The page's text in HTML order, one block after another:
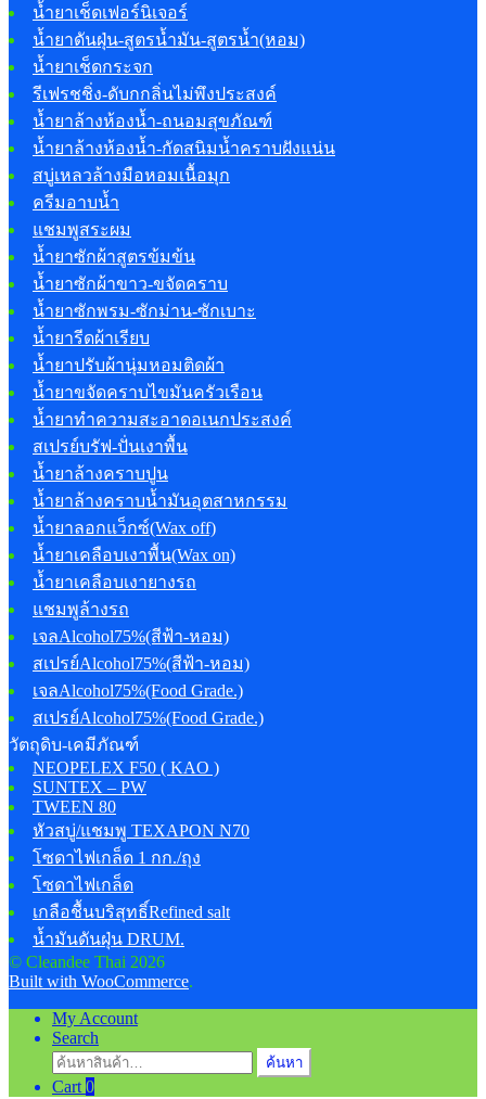
น้ำยาเช็ดเฟอร์นิเจอร์
น้ำยาดันฝุ่น-สูตรน้ำมัน-สูตรน้ำ(หอม)
น้ำยาเช็ดกระจก
รีเฟรชชิ่ง-ดับกกลิ่นไม่พึงประสงค์
น้ำยาล้างห้องน้ำ-ถนอมสุขภัณฑ์
น้ำยาล้างห้องน้ำ-กัดสนิมน้ำคราบฝังแน่น
สบู่เหลวล้างมือหอมเนื้อมุก
ครีมอาบน้ำ
แชมพูสระผม
น้ำยาซักผ้าสูตรข้มข้น
น้ำยาซักผ้าขาว-ขจัดคราบ
น้ำยาซักพรม-ซักม่าน-ซักเบาะ
น้ำยารีดผ้าเรียบ
น้ำยาปรับผ้านุ่มหอมติดผ้า
น้ำยาขจัดคราบไขมันครัวเรือน
น้ำยาทำความสะอาดอเนกประสงค์
สเปรย์บรัฟ-ปั่นเงาพื้น
น้ำยาล้างคราบปูน
น้ำยาล้างคราบน้ำมันอุตสาหกรรม
น้ำยาลอกแว็กซ์(Wax off)
น้ำยาเคลือบเงาพื้น(Wax on)
น้ำยาเคลือบเงายางรถ
แชมพูล้างรถ
เจลAlcohol75%(สีฟ้า-หอม)
สเปรย์Alcohol75%(สีฟ้า-หอม)
เจลAlcohol75%(Food Grade.)
สเปรย์Alcohol75%(Food Grade.)
วัตถุดิบ-เคมีภัณฑ์
NEOPELEX F50 ( KAO )
SUNTEX – PW
TWEEN 80
หัวสบู่/แชมพู TEXAPON N70
โซดาไฟเกล็ด 1 กก./ถุง
โซดาไฟเกล็ด
เกลือชื้นบริสุทธิ์Refined salt
น้ำมันดันฝุ่น DRUM.
© Cleandee Thai 2026
Built with WooCommerce.
My Account
Search
ค้นหา:
ค้นหา
Cart 0